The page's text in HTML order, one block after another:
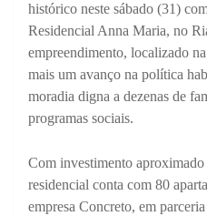
histórico neste sábado (31)
Residencial Anna Maria, no
empreendimento, localizado
mais um avanço na política
moradia digna a dezenas de
programas sociais.
Com investimento
residencial conta com 80
empresa Concreto, em